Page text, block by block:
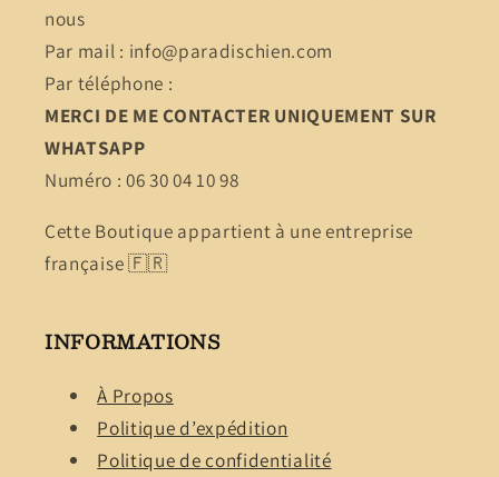
nous
Par mail : info@paradischien.com
Par téléphone :
MERCI DE ME CONTACTER UNIQUEMENT SUR
WHATSAPP
Numéro : 06 30 04 10 98
Cette Boutique appartient à une entreprise
française 🇫🇷
INFORMATIONS
À Propos
Politique d’expédition
Politique de confidentialité